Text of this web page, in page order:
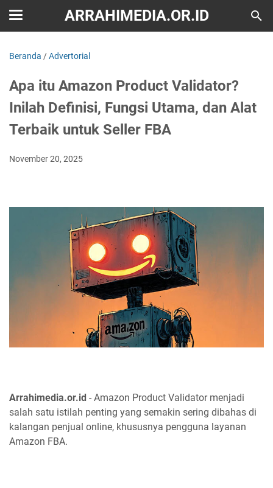
ARRAHIMEDIA.OR.ID
Beranda /Advertorial
Apa itu Amazon Product Validator?
Inilah Definisi, Fungsi Utama, dan Alat
Terbaik untuk Seller FBA
November 20, 2025
Arrahimedia.or.id - Amazon Product Validator menjadi
salah satu istilah penting yang semakin sering dibahas di
kalangan penjual online, khususnya pengguna layanan
Amazon FBA.